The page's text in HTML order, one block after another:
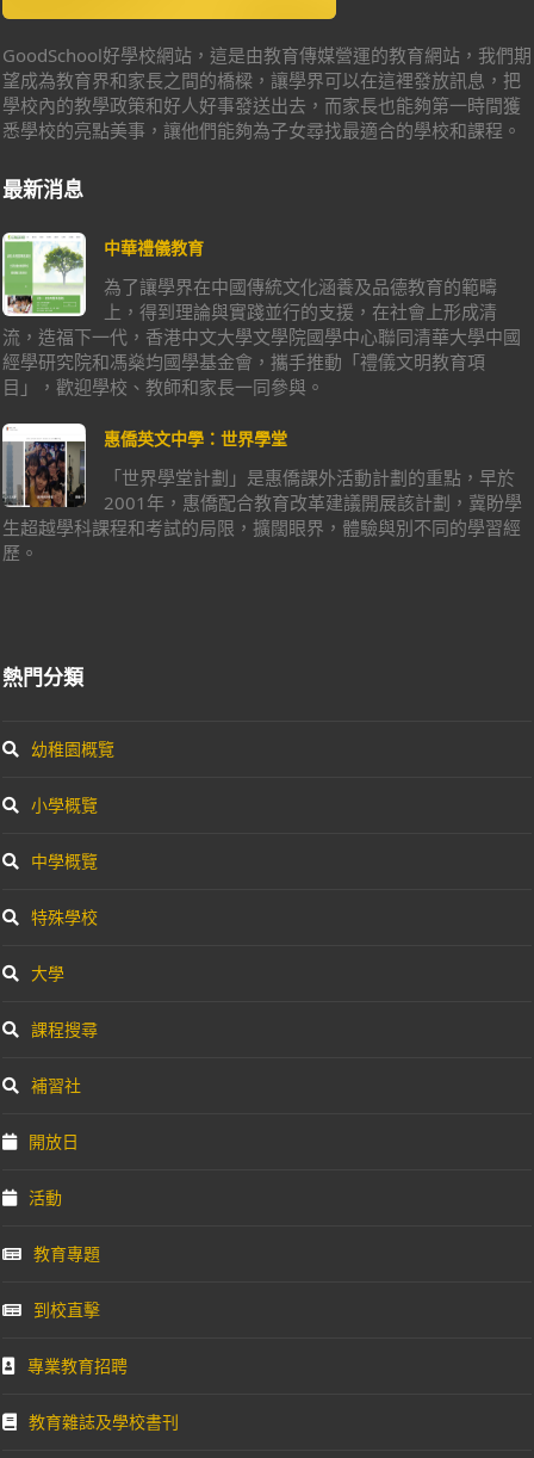
GoodSchool好學校網站，這是由教育傳媒營運的教育網站，我們期
望成為教育界和家長之間的橋樑，讓學界可以在這裡發放訊息，把
學校內的教學政策和好人好事發送出去，而家長也能夠第一時間獲
悉學校的亮點美事，讓他們能夠為子女尋找最適合的學校和課程。
最新消息
中華禮儀教育
為了讓學界在中國傳統文化涵養及品德教育的範疇
上，得到理論與實踐並行的支援，在社會上形成清
流，造福下一代，香港中文大學文學院國學中心聯同清華大學中國
經學研究院和馮燊均國學基金會，攜手推動「禮儀文明教育項
目」，歡迎學校、教師和家長一同參與。
惠僑英文中學：世界學堂
「世界學堂計劃」是惠僑課外活動計劃的重點，早於
2001年，惠僑配合教育改革建議開展該計劃，冀盼學
生超越學科課程和考試的局限，擴闊眼界，體驗與別不同的學習經
歷。
熱門分類
幼稚園概覽
小學概覽
中學概覽
特殊學校
大學
課程搜尋
補習社
開放日
活動
教育專題
到校直擊
專業教育招聘
教育雜誌及學校書刊